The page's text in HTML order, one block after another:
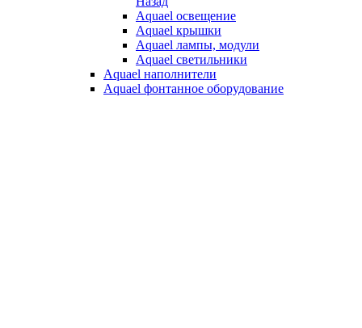
Aquael освещение
Aquael крышки
Aquael лампы, модули
Aquael светильники
Aquael наполнители
Aquael фонтанное оборудование